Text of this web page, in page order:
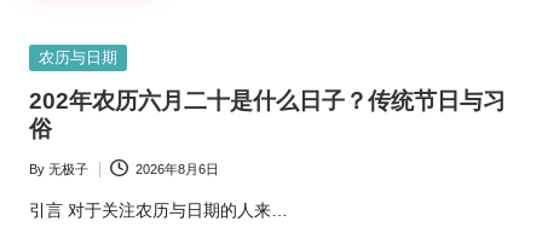
Posted
农历与日期
202年农历六月二十是什么日子？传统节日与习
俗
Posted
by
By 无极子 2026年8月6日
引言 对于关注农历与日期的人来…